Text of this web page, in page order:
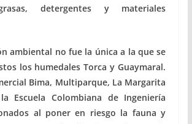
detergentes y materiales
ambiental no fue la única a la que se
los humedales Torca y Guaymaral.
Bima, Multiparque, La Margarita
Escuela Colombiana de Ingeniería
al poner en riesgo la fauna y